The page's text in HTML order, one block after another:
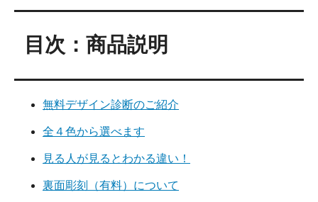
目次：商品説明
無料デザイン診断のご紹介
全４色から選べます
見る人が見るとわかる違い！
裏面彫刻（有料）について